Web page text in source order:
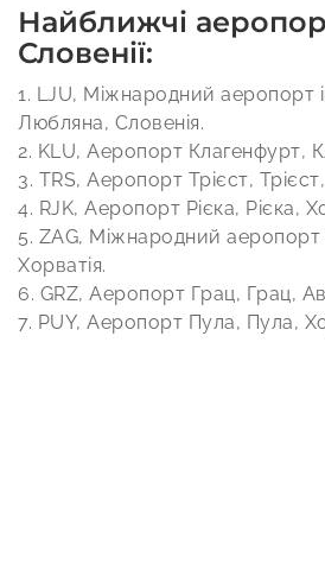
Найближчі
Словенії:
1. LJU, Міжнародний аеропорт
Любляна, Словенія.
2. KLU, Аеропорт Клагенфурт,
3. TRS, Аеропорт Трієст, Трієст,
4. RJK, Аеропорт Рієка, Рієка,
5. ZAG, Міжнародний аеропорт
Хорватія.
6. GRZ, Аеропорт Грац, Грац,
7. PUY, Аеропорт Пула, Пула,